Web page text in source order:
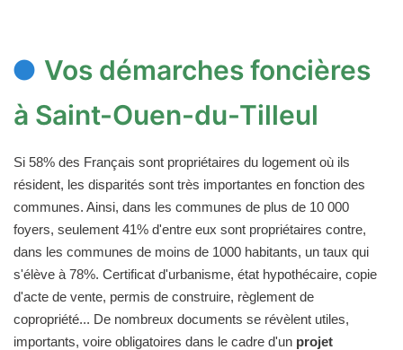
Vos démarches foncières
à Saint-Ouen-du-Tilleul
Si 58% des Français sont propriétaires du logement où ils
résident, les disparités sont très importantes en fonction des
communes. Ainsi, dans les communes de plus de 10 000
foyers, seulement 41% d'entre eux sont propriétaires contre,
dans les communes de moins de 1000 habitants, un taux qui
s'élève à 78%. Certificat d'urbanisme, état hypothécaire, copie
d'acte de vente, permis de construire, règlement de
copropriété... De nombreux documents se révèlent utiles,
importants, voire obligatoires dans le cadre d'un projet